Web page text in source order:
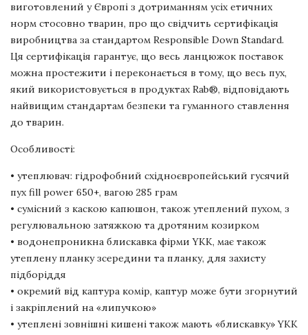
виготовлений у Європі з дотриманням усіх етичних
норм стосовно тварин, про що свідчить сертифікація
виробництва за стандартом Responsible Down Standard.
Ця сертифікація гарантує, що весь ланцюжок поставок
можна простежити і переконається в тому, що весь пух,
який використовується в продуктах Rab®, відповідають
найвищим стандартам безпеки та гуманного ставлення
до тварин.
Особливості:
• утеплювач: гідрофобний східноєвропейський гусячий
пух fill power 650+, вагою 285 грам
• сумісний з каскою капюшон, також утеплений пухом, з
регулювальною затяжкою та дротяним козирком
• водонепроникна блискавка фірми YKK, має також
утеплену планку зсередини та планку, для захисту
підборіддя
• окремий від каптура комір, каптур може бути згорнутий
і закріплений на «липучкою»
• утеплені зовнішні кишені також мають «блискавку» YKK